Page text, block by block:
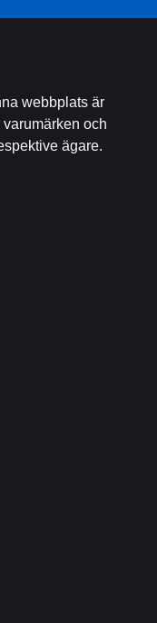
webbplats är
och
ägare.